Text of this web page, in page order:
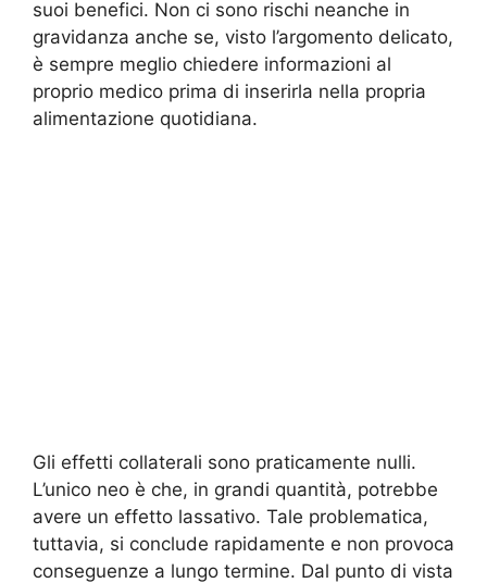
suoi benefici. Non ci sono rischi neanche in
gravidanza anche se, visto l’argomento delicato,
è sempre meglio chiedere informazioni al
proprio medico prima di inserirla nella propria
alimentazione quotidiana.
Gli effetti collaterali sono praticamente nulli.
L’unico neo è che, in grandi quantità, potrebbe
avere un effetto lassativo. Tale problematica,
tuttavia, si conclude rapidamente e non provoca
conseguenze a lungo termine. Dal punto di vista